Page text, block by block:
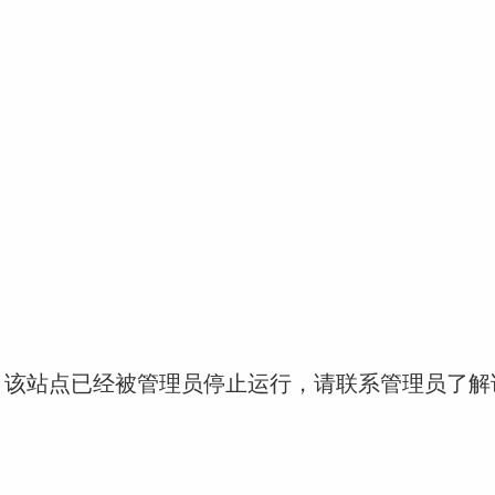
站点已经被管理员停止运行，请联系管理员了